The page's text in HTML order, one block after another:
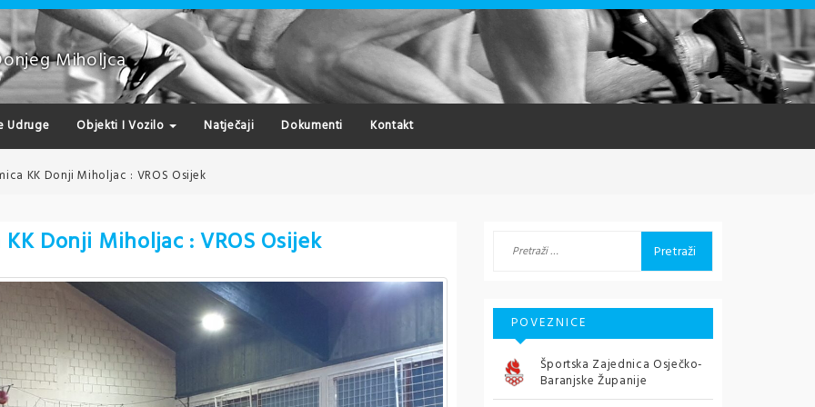
Miholjca
Udruge Objekti I Vozilo Natječaji Dokumenti Kontakt
KK Donji Miholjac : VROS Osijek
Donji Miholjac : VROS Osijek
POVEZNICE
Športska Zajednica Osječko-
Baranjske Županije